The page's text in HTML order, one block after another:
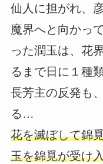
仙人に担がれ、
魔界へと向かっ
った潤玉は、花
るまで日に１種
長芳主の反発も
る…
花を滅ぼして錦
玉を錦覓が受け